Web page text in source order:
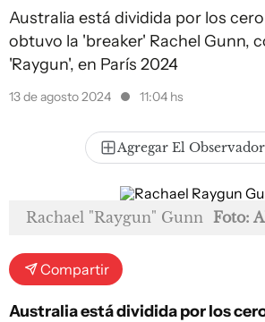
Australia está dividida por los
obtuvo la 'breaker' Rachel Gunn,
'Raygun', en París 2024
13 de agosto 2024 11:04 hs
Agregar El
Rachael "Raygun" Gunn Foto:
Compartir
Australia está dividida por los